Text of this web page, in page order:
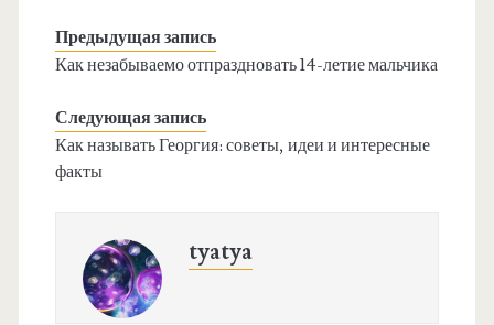
Предыдущая запись
Как незабываемо отпраздновать 14-летие мальчика
Следующая запись
Как называть Георгия: советы, идеи и интересные
факты
tyatya